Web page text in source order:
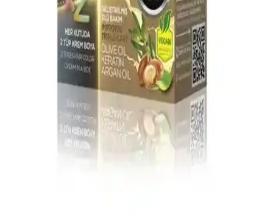
Saç Boyası Renkleri ve Özellikleri: Palette ve Diğer
Markaların Karşılaştırması
Palette'nin Çikolata Kahve ve Küllü Kumral ürünlerinin özellikleri,
kullanım detayları ve diğer markalarla karşılaştırmasıyla bilinçli
seçim yapmanıza yardımcı oluyor.
7.11 Saç Boyası: Küllü Kumralın Doğal Görünümü
ve Bakım İpuçları
7.11 saç boyası, küllü kumral tonu ile doğal, soğuk ve mat bir
görünüm sunar. Beyaz kapatma başarısı ve uzun kalıcılığıyla cilt
tonlarına uyumlu, bakımı kolay bir saç rengidir.